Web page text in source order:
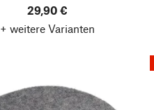
29,90 €
+ weitere Varianten